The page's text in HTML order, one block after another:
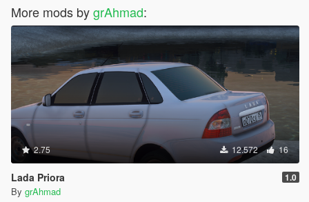
More mods bygrAhmad:
2.75 12.572 16
Lada Priora 1.0
By grAhmad